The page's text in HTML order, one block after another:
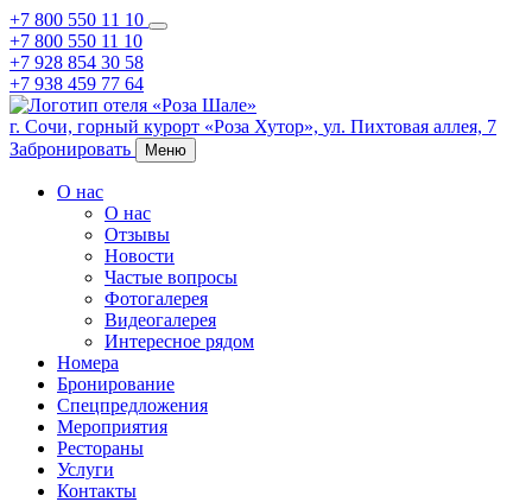
+7 800 550 11 10
+7 800 550 11 10
+7 928 854 30 58
+7 938 459 77 64
г. Сочи, горный курорт «Роза Хутор», ул. Пихтовая аллея, 7
Забронировать
Меню
О нас
О нас
Отзывы
Новости
Частые вопросы
Фотогалерея
Видеогалерея
Интересное рядом
Номера
Бронирование
Спецпредложения
Мероприятия
Рестораны
Услуги
Контакты